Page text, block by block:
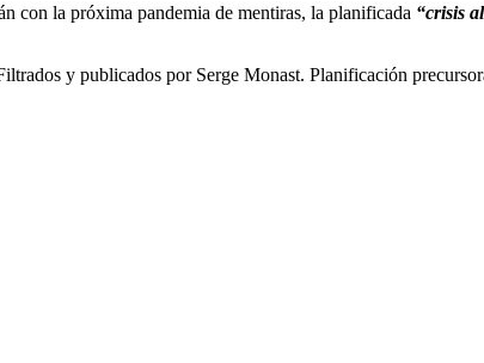
con la próxima pandemia de mentiras, la planificada “crisis
y publicados por Serge Monast. Planificación